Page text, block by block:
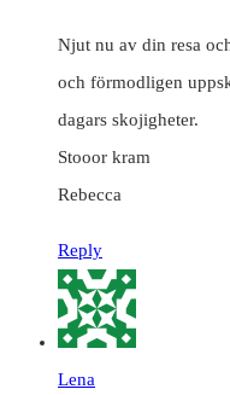
Njut nu av din resa
och förmodligen
dagars skojigheter.
Stooor kram
Rebecca
Reply
Lena